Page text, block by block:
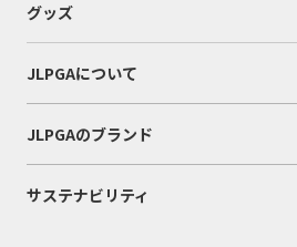
グッズ
JLPGAについて
JLPGAのブランド
サステナビリティ